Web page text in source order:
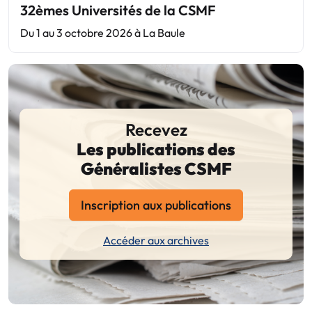
32èmes Universités de la CSMF
Du 1 au 3 octobre 2026 à La Baule
Recevez
Les publications des
Généralistes CSMF
Inscription aux publications
Accéder aux archives